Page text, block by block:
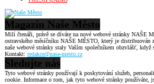
Magazín Naše Město
Milí čtenáři, právě se díváte na nové webové stránky NAŠE
ostravského měsíčníku NAŠE MĚSTO, který je distribuován
naše webové stránky staly Vaším společníkem obzvlášť, když
Kontakt: redakce@nase-mesto.cz
Sledujte nás
Tyto webové stránky používají k poskytování služeb,
cookie. Informace o tom, jak tyto webové stránky používáte,